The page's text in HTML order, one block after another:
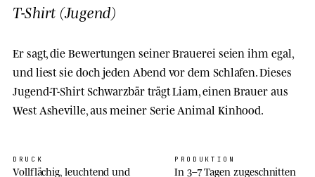
T-Shirt (Jugend)
Er sagt, die Bewertungen seiner Brauerei seien ihm egal,
und liest sie doch jeden Abend vor dem Schlafen. Dieses
Jugend-T-Shirt Schwarzbär trägt Liam, einen Brauer aus
West Asheville, aus meiner Serie Animal Kinhood.
DRUCK
Vollflächig, leuchtend und
PRODUKTION
In 3–7 Tagen zugeschnitten